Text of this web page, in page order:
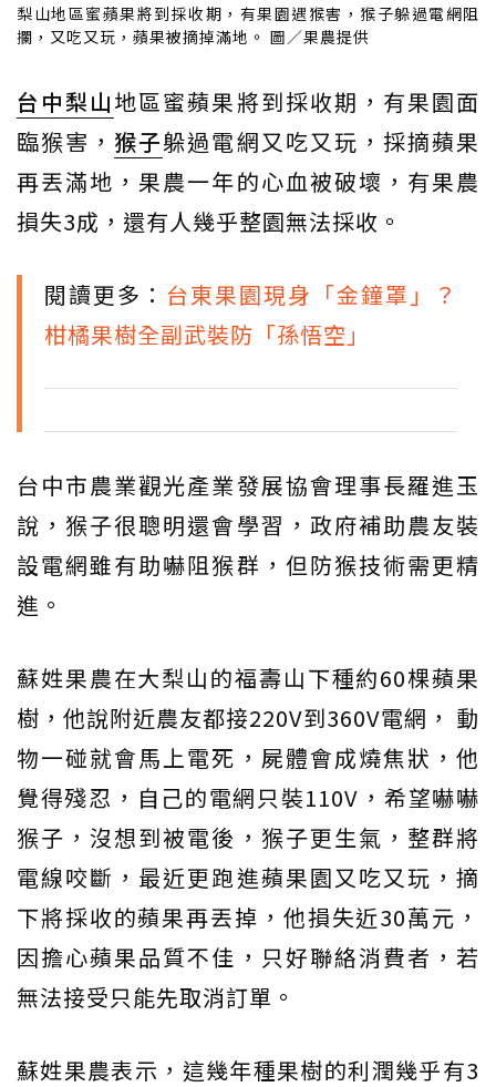
梨山地區蜜蘋果將到採收期，有果園遇猴害，猴子躲過電網阻
攔，又吃又玩，蘋果被摘掉滿地。 圖／果農提供
台中梨山地區蜜蘋果將到採收期，有果園面
臨猴害， 猴子躲過電網又吃又玩，採摘蘋果
再丟滿地，果農一年的心血被破壞，有果農
損失3成，還有人幾乎整園無法採收。
閱讀更多： 台東果園現身「金鐘罩」？
柑橘果樹全副武裝防「孫悟空」
台中市農業觀光產業發展協會理事長羅進玉
說，猴子很聰明還會學習，政府補助農友裝
設電網雖有助嚇阻猴群，但防猴技術需更精
進。
蘇姓果農在大梨山的福壽山下種約60棵蘋果
樹，他說附近農友都接220V到360V電網， 動
物一碰就會馬上電死，屍體會成燒焦狀，他
覺得殘忍，自己的電網只裝110V，希望嚇嚇
猴子，沒想到被電後，猴子更生氣，整群將
電線咬斷，最近更跑進蘋果園又吃又玩，摘
下將採收的蘋果再丟掉，他損失近30萬元，
因擔心蘋果品質不佳，只好聯絡消費者，若
無法接受只能先取消訂單。
蘇姓果農表示，這幾年種果樹的利潤幾乎有3